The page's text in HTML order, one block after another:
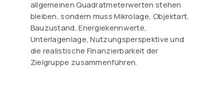
allgemeinen Quadratmeterwerten stehen
bleiben, sondern muss Mikrolage, Objektart,
Bauzustand, Energiekennwerte,
Unterlagenlage, Nutzungsperspektive und
die realistische Finanzierbarkeit der
Zielgruppe zusammenführen.